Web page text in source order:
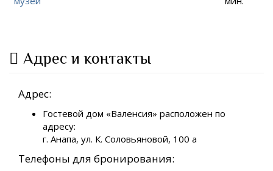
Адрес и контакты
Адрес:
Гостевой дом «Валенсия» расположен по
адресу:
г. Анапа, ул. К. Соловьяновой, 100 а
Телефоны для бронирования: